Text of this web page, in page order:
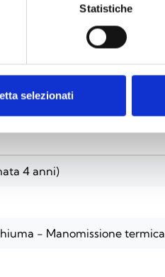
Statistiche
selezionati
DOCUMENTAZIONE
4 anni)
- Manomissione termica